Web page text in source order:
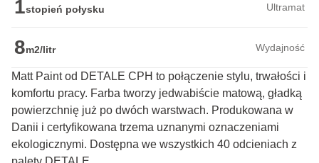
1stopień połysku Ultramat
8m2/litr Wydajność
Matt Paint od DETALE CPH to połączenie stylu, trwałości i
komfortu pracy. Farba tworzy jedwabiście matową, gładką
powierzchnię już po dwóch warstwach. Produkowana w
Danii i certyfikowana trzema uznanymi oznaczeniami
ekologicznymi. Dostępna we wszystkich 40 odcieniach z